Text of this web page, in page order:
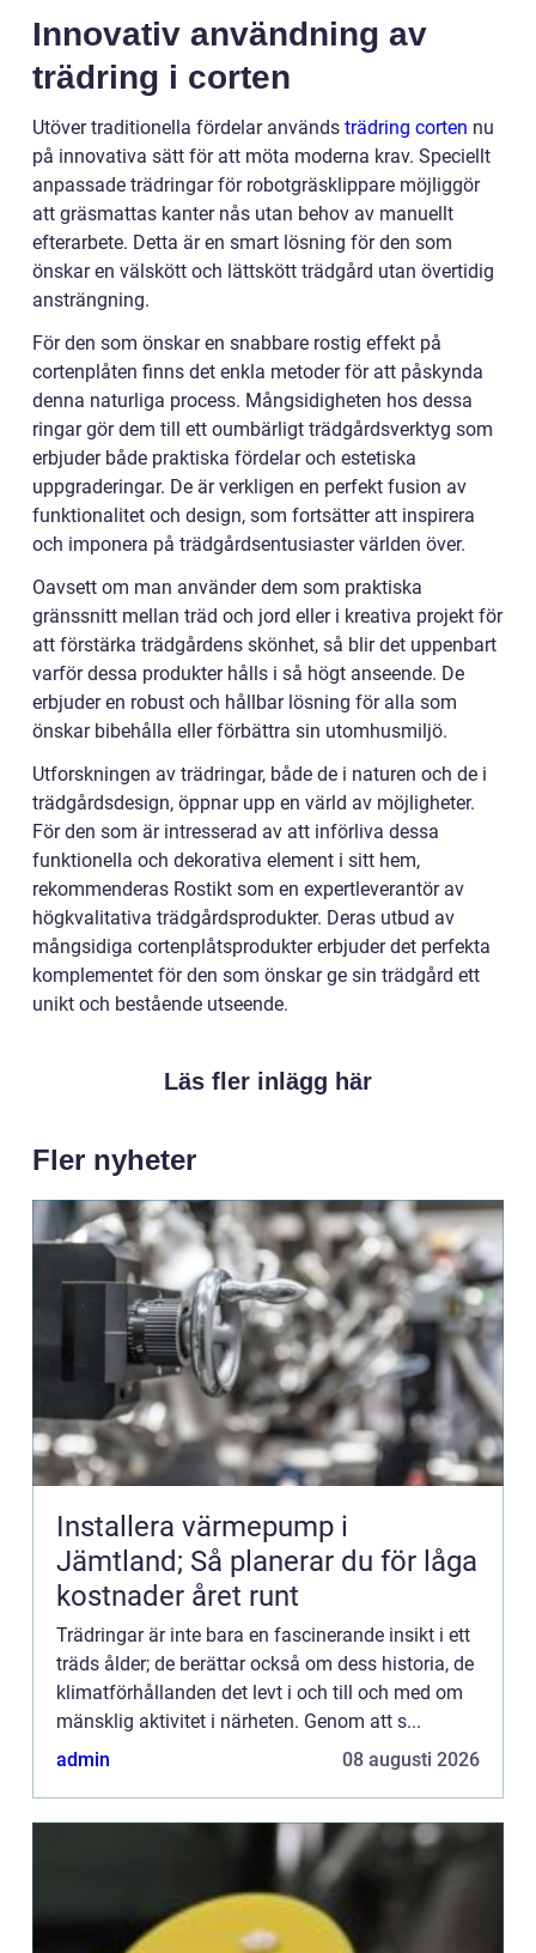
Innovativ användning av
trädring i corten
Utöver traditionella fördelar används trädring corten nu
på innovativa sätt för att möta moderna krav. Speciellt
anpassade trädringar för robotgräsklippare möjliggör
att gräsmattas kanter nås utan behov av manuellt
efterarbete. Detta är en smart lösning för den som
önskar en välskött och lättskött trädgård utan övertidig
ansträngning.
För den som önskar en snabbare rostig effekt på
cortenplåten finns det enkla metoder för att påskynda
denna naturliga process. Mångsidigheten hos dessa
ringar gör dem till ett oumbärligt trädgårdsverktyg som
erbjuder både praktiska fördelar och estetiska
uppgraderingar. De är verkligen en perfekt fusion av
funktionalitet och design, som fortsätter att inspirera
och imponera på trädgårdsentusiaster världen över.
Oavsett om man använder dem som praktiska
gränssnitt mellan träd och jord eller i kreativa projekt för
att förstärka trädgårdens skönhet, så blir det uppenbart
varför dessa produkter hålls i så högt anseende. De
erbjuder en robust och hållbar lösning för alla som
önskar bibehålla eller förbättra sin utomhusmiljö.
Utforskningen av trädringar, både de i naturen och de i
trädgårdsdesign, öppnar upp en värld av möjligheter.
För den som är intresserad av att införliva dessa
funktionella och dekorativa element i sitt hem,
rekommenderas Rostikt som en expertleverantör av
högkvalitativa trädgårdsprodukter. Deras utbud av
mångsidiga cortenplåtsprodukter erbjuder det perfekta
komplementet för den som önskar ge sin trädgård ett
unikt och bestående utseende.
Läs fler inlägg här
Fler nyheter
Installera värmepump i
Jämtland; Så planerar du för låga
kostnader året runt
Trädringar är inte bara en fascinerande insikt i ett
träds ålder; de berättar också om dess historia, de
klimatförhållanden det levt i och till och med om
mänsklig aktivitet i närheten. Genom att s...
admin
08 augusti 2026